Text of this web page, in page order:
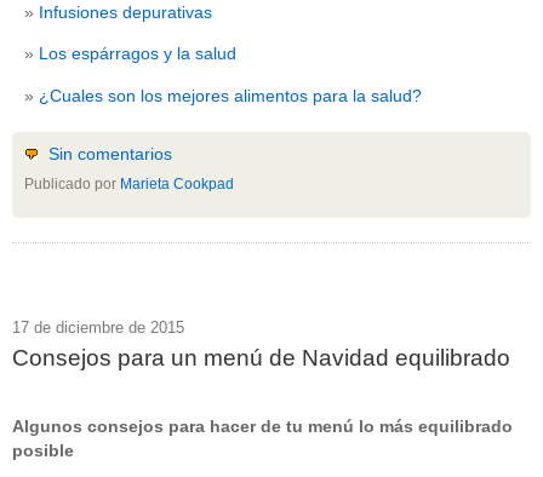
Infusiones depurativas
Los espárragos y la salud
¿Cuales son los mejores alimentos para la salud?
Sin comentarios
Publicado por Marieta Cookpad
17 de diciembre de 2015
Consejos para un menú de Navidad equilibrado
Algunos consejos para hacer de tu menú lo más equilibrado
posible